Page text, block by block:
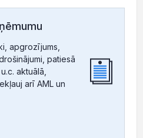
apgrozījums,
patiesā
aktuālā,
arī AML un